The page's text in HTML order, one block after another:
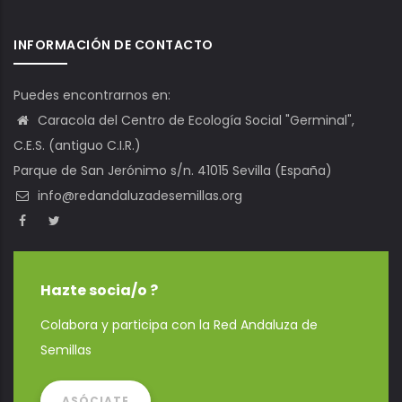
INFORMACIÓN DE CONTACTO
Puedes encontrarnos en:
Caracola del Centro de Ecología Social "Germinal",
C.E.S. (antiguo C.I.R.)
Parque de San Jerónimo s/n. 41015 Sevilla (España)
info@redandaluzadesemillas.org
Hazte socia/o ?
Colabora y participa con la Red Andaluza de
Semillas